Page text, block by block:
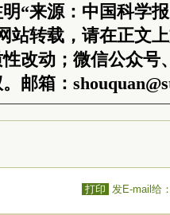
“来源：中国科学
站转载，请在正文
改动；微信公众号
邮箱：
打印 发E-mail给